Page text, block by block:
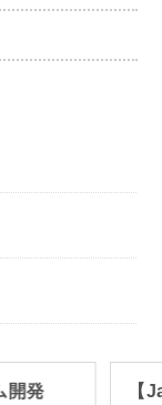
開発
【